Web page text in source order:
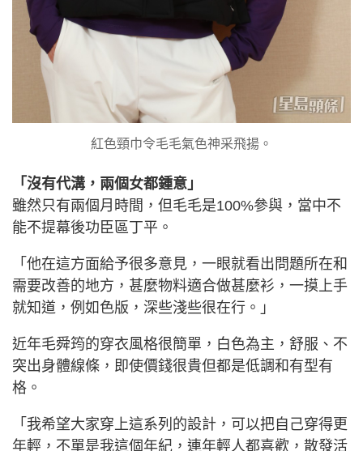
紅色頸巾令毛毛氣色神采飛揚。
「沒有代溝，兩個女都鍾意」
雖然只有兩個月時間，但毛毛是100%參與，當中不
能不提幕後功臣區丁平。
「他在這方面給予很多意見，一眼就看出問題所在和
需要改善的地方，甚麼物料適合做甚麼衫，一摸上手
就知道，例如色版，深些淺些很在行。」
近年毛舜筠的穿衣風格很簡單，白色為主，舒服、不
突出身體線條，即使價錢很貴但都是低調和有型有
格。
「我希望大家穿上這系列的設計，可以把自己穿得更
年輕，不單是我這個年紀，連年輕人都喜歡，散發活